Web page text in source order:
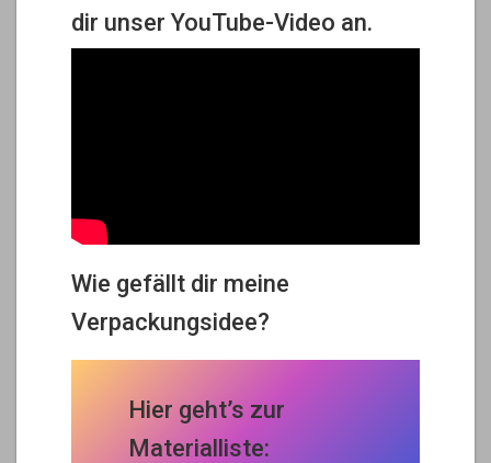
dir unser YouTube-Video an.
Wie gefällt dir meine
Verpackungsidee?
Hier geht’s zur
Materialliste: